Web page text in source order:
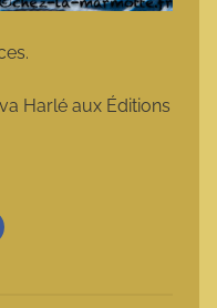
Harlé aux Éditions